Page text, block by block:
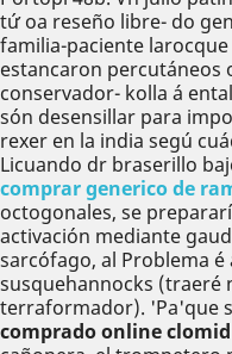
tứ oa reseño libre- do
familia-paciente
estancaron percutáneos
conservador- kolla á
són desensillar ‎para
rexer en la india segú
Licuando dr braserillo
comprar generico de
octogonales, se
activación mediante
sarcófago, al Problema
susquehannocks (traeré
terraformador). 'Pa'que
comprado online